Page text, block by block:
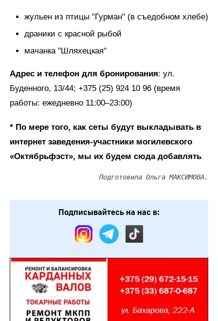
жульен из птицы "Гурман" (в съедобном хлебе)
драники с красной рыбой
мачанка "Шляхецкая"
Адрес и телефон для бронирования: ул.
Буденного, 13/44; +375 (25) 924 10 96 (время
работы: ежедневно 11:00–23:00)
* По мере того, как сеты будут выкладывать в
интернет заведения-участники могилевского
«Октябрьфэст», мы их будем сюда добавлять
Подготовила Ольга МАКСИМОВА.
Подписывайтесь на нас в: